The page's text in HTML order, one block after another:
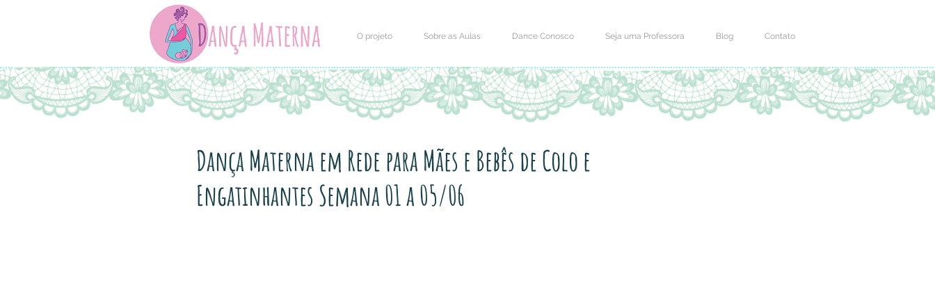
O projeto Sobre as Aulas Dance Conosco Seja uma Professora Blog Contato
Dança Materna em Rede para Mães e Bebês de Colo e
Engatinhantes⁣⁣ Semana 01 a 05/06